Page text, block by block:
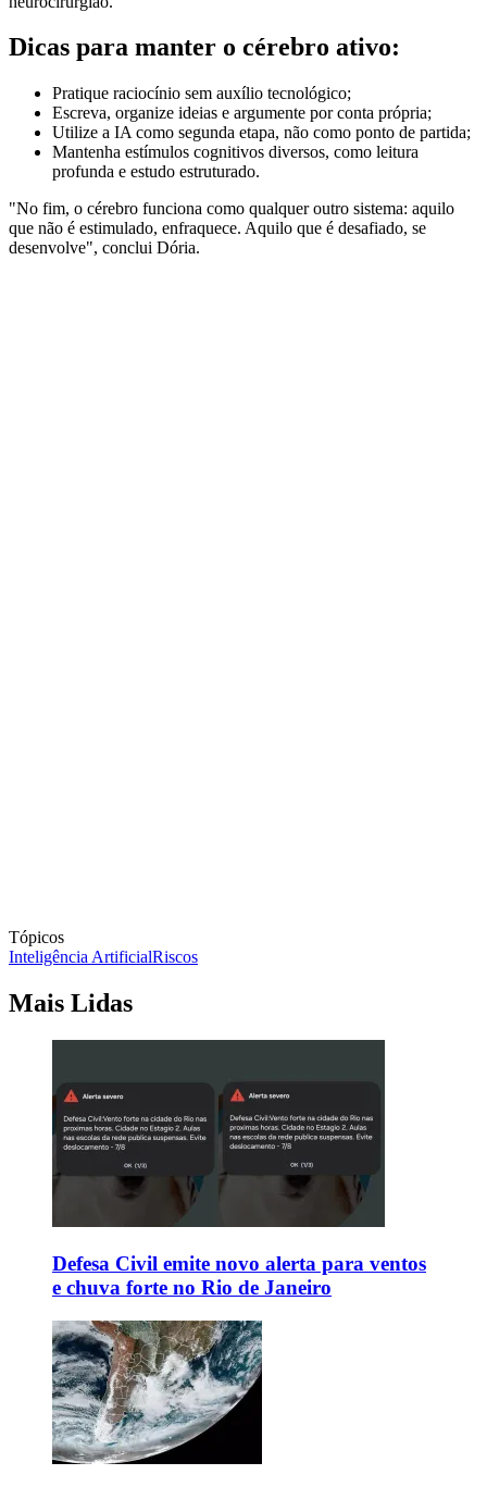
Dicas para manter o cérebro ativo:
Pratique raciocínio sem auxílio tecnológico;
Escreva, organize ideias e argumente por conta própria;
Utilize a IA como segunda etapa, não como ponto de partida;
Mantenha estímulos cognitivos diversos, como leitura
profunda e estudo estruturado.
"No fim, o cérebro funciona como qualquer outro sistema: aquilo
que não é estimulado, enfraquece. Aquilo que é desafiado, se
desenvolve", conclui Dória.
Tópicos
Inteligência ArtificialRiscos
Mais Lidas
Defesa Civil emite novo alerta para ventos
e chuva forte no Rio de Janeiro